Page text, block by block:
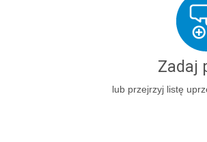
Zadaj
lub przejrzyj listę